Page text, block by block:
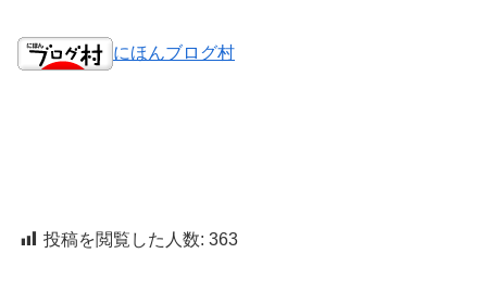
にほんブログ村
投稿を閲覧した人数: 363